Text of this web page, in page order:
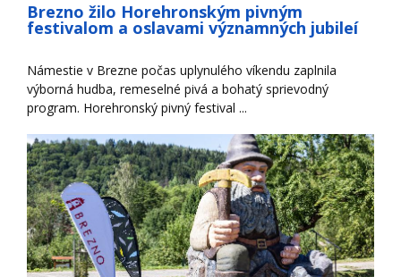
Brezno žilo Horehronským pivným
festivalom a oslavami významných jubileí
Námestie v Brezne počas uplynulého víkendu zaplnila
výborná hudba, remeselné pivá a bohatý sprievodný
program. Horehronský pivný festival ...